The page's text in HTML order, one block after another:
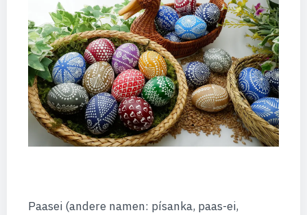
Paasei (andere namen: písanka, paas-ei,